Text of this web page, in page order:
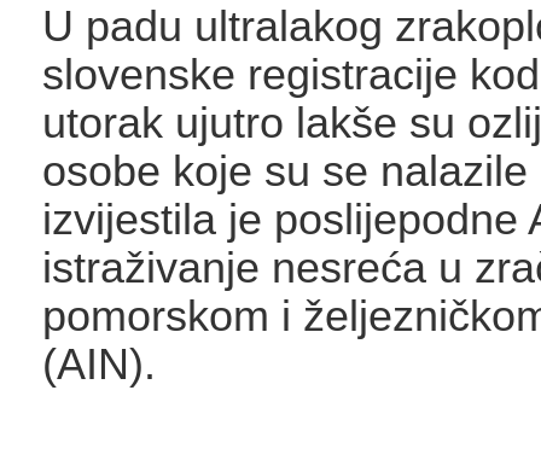
U padu ultralakog
slovenske registracije
utorak ujutro lakše su
osobe koje su se
izvijestila je poslijepodne
istraživanje nesreća u
pomorskom i
(AIN).